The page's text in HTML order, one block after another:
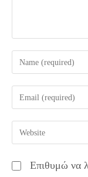
Enter
your
name
comment
Enter
your
email
address
comment
Enter
your
URL
Επιθυμώ να